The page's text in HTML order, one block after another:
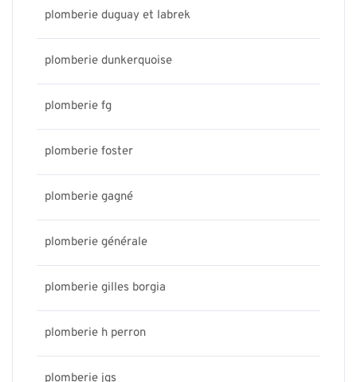
plomberie duguay et labrek
plomberie dunkerquoise
plomberie fg
plomberie foster
plomberie gagné
plomberie générale
plomberie gilles borgia
plomberie h perron
plomberie jgs